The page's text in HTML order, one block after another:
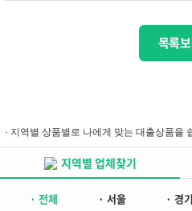
목록
· 지역별 상품별로 나에게 맞는 대출상품을
지역별 업체찾기
· 전체 · 서울 · 경기